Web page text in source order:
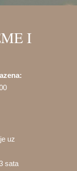
I
uz
sata